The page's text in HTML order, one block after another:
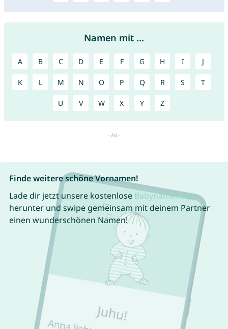
Namen mit ...
A B C D E F G H I J
K L M N O P Q R S T
U V W X Y Z
Finde weitere schöne Vornamen!
Lade dir jetzt unsere kostenlose Babynamen App
herunter und swipe gemeinsam mit deinem Partner
einen wunderschönen Namen!